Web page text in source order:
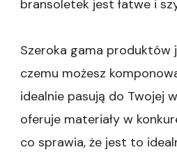
bransoletek jest łatwe i
Szeroka gama produktów
czemu możesz
idealnie pasują do Twojej
oferuje materiały w
co sprawia, że jest to